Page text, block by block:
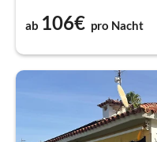
ab 106€ pro Nacht